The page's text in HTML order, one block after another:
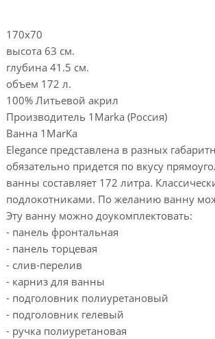
170х70
высота 63 см.
глубина 41.5 см.
объем 172 л.
100% Литьевой акрил
Производитель 1Marka (Россия)
Ванна 1MarKa
Elegance представлена в разных
обязательно придется по вкусу
ванны составляет 172 литра.
подлокотниками. По желанию ванну
Эту ванну можно доукомплектовать:
- панель фронтальная
- панель торцевая
- слив-перелив
- карниз для ванны
- подголовник полиуретановый
- подголовник гелевый
- ручка полиуретановая